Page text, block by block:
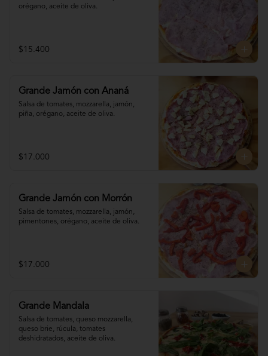
orégano, aceite de oliva.
$15.400
Grande Jamón con Ananá
Salsa de tomates, mozzarella, jamón,
piña, orégano, aceite de oliva.
$17.000
Grande Jamón con Morrón
Salsa de tomates, mozzarella, jamón,
pimentones, orégano, aceite de oliva.
$17.000
Grande Mandala
Salsa de tomates, queso mozzarella,
queso brie, rúcula, tomates
deshidratados, aceite de oliva.